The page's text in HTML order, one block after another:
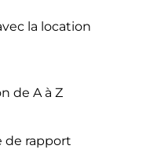
la location
de A à Z
rapport